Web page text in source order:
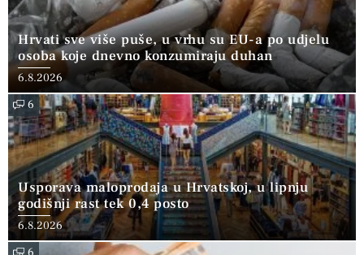
Hrvati sve više puše, u vrhu su EU-a po udjelu
osoba koje dnevno konzumiraju duhan
6.8.2026
6
Usporava maloprodaja u Hrvatskoj, u lipnju
godišnji rast tek 0,4 posto
6.8.2026